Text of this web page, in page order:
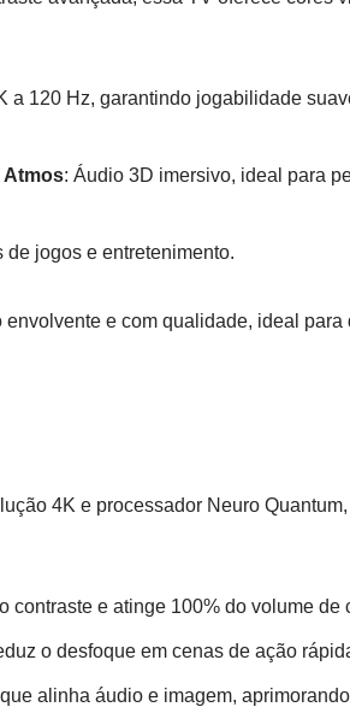
a 120 Hz, garantindo jogabilidade
Atmos: Áudio 3D imersivo, ideal para
jogos e entretenimento.
e com qualidade, ideal para
4K e processador Neuro
contraste e atinge 100% do volume de
o desfoque em cenas de ação
alinha áudio e imagem,